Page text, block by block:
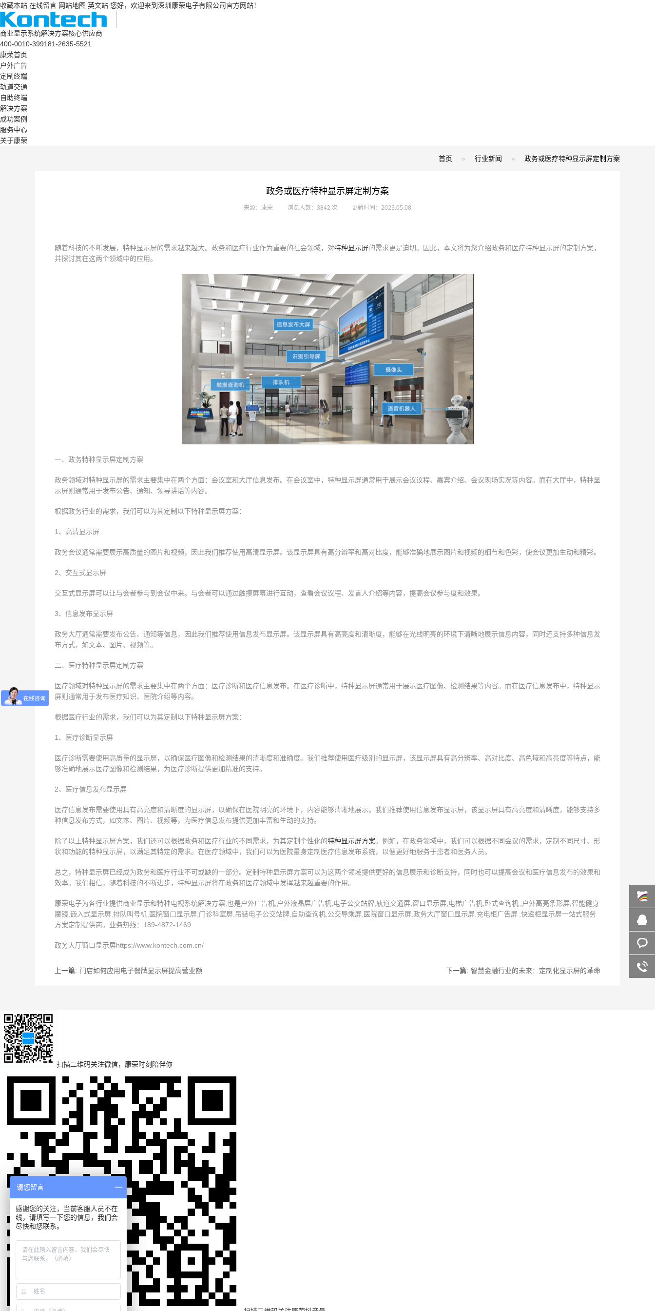
收藏本站 在线留言 网站地图 英文站 您好，欢迎来到深圳康荣电子有限公司官方网站！
商业显示系统解决方案核心供应商
400-0010-399181-2635-5521
康荣首页
户外广告
定制终端
轨道交通
自助终端
解决方案
成功案例
服务中心
关于康荣
首页 » 行业新闻 » 政务或医疗特种显示屏定制方案
政务或医疗特种显示屏定制方案
来源：康荣 浏览人数：3842 次 更新时间：2023.05.08
随着科技的不断发展，特种显示屏的需求越来越大。政务和医疗行业作为重要的社会领域，对特种显示屏的需求更是迫切。因此，本文将为您介绍政务和医疗特种显示屏的定制方案，
并探讨其在这两个领域中的应用。
一、政务特种显示屏定制方案
政务领域对特种显示屏的需求主要集中在两个方面：会议室和大厅信息发布。在会议室中，特种显示屏通常用于展示会议议程、嘉宾介绍、会议现场实况等内容。而在大厅中，特种显
示屏则通常用于发布公告、通知、领导讲话等内容。
根据政务行业的需求，我们可以为其定制以下特种显示屏方案：
1、高清显示屏
政务会议通常需要展示高质量的图片和视频，因此我们推荐使用高清显示屏。该显示屏具有高分辨率和高对比度，能够准确地展示图片和视频的细节和色彩，使会议更加生动和精彩。
2、交互式显示屏
交互式显示屏可以让与会者参与到会议中来。与会者可以通过触摸屏幕进行互动，查看会议议程、发言人介绍等内容，提高会议参与度和效果。
3、信息发布显示屏
政务大厅通常需要发布公告、通知等信息，因此我们推荐使用信息发布显示屏。该显示屏具有高亮度和清晰度，能够在光线明亮的环境下清晰地展示信息内容，同时还支持多种信息发
布方式，如文本、图片、视频等。
二、医疗特种显示屏定制方案
医疗领域对特种显示屏的需求主要集中在两个方面：医疗诊断和医疗信息发布。在医疗诊断中，特种显示屏通常用于展示医疗图像、检测结果等内容。而在医疗信息发布中，特种显示
屏则通常用于发布医疗知识、医院介绍等内容。
根据医疗行业的需求，我们可以为其定制以下特种显示屏方案：
1、医疗诊断显示屏
医疗诊断需要使用高质量的显示屏，以确保医疗图像和检测结果的清晰度和准确度。我们推荐使用医疗级别的显示屏，该显示屏具有高分辨率、高对比度、高色域和高亮度等特点，能
够准确地展示医疗图像和检测结果，为医疗诊断提供更加精准的支持。
2、医疗信息发布显示屏
医疗信息发布需要使用具有高亮度和清晰度的显示屏，以确保在医院明亮的环境下，内容能够清晰地展示。我们推荐使用信息发布显示屏，该显示屏具有高亮度和清晰度，能够支持多
种信息发布方式，如文本、图片、视频等，为医疗信息发布提供更加丰富和生动的支持。
除了以上特种显示屏方案，我们还可以根据政务和医疗行业的不同需求，为其定制个性化的特种显示屏方案。例如，在政务领域中，我们可以根据不同会议的需求，定制不同尺寸、形
状和功能的特种显示屏，以满足其特定的需求。在医疗领域中，我们可以为医院量身定制医疗信息发布系统，以便更好地服务于患者和医务人员。
总之，特种显示屏已经成为政务和医疗行业不可或缺的一部分。定制特种显示屏方案可以为这两个领域提供更好的信息展示和诊断支持，同时也可以提高会议和医疗信息发布的效果和
效率。我们相信，随着科技的不断进步，特种显示屏将在政务和医疗领域中发挥越来越重要的作用。
康荣电子为各行业提供商业显示和特种电视系统解决方案,也是户外广告机,户外液晶屏广告机,电子公交站牌,轨道交通屏,窗口显示屏,电梯广告机,卧式查询机 ,户外高亮条形屏,智能健身
魔镜,嵌入式显示屏,排队叫号机,医院窗口显示屏,门诊科室屏,吊装电子公交站牌,自助查询机,公交导乘屏,医院窗口显示屏,政务大厅窗口显示屏,充电柜广告屏 ,快递柜显示屏一站式服务
方案定制提供商。业务热线：189-4872-1469
政务大厅窗口显示屏https://www.kontech.com.cn/
上一篇: 门店如何应用电子餐牌显示屏提高营业额 下一篇: 智慧金融行业的未来：定制化显示屏的革命
扫描二维码关注微信，康荣时刻陪伴你
百度商
在线咨
客服咨
请您留言
感谢您的关注，当前客服人员不在
线，请填写一下您的信息，我们会
尽快和您联系。